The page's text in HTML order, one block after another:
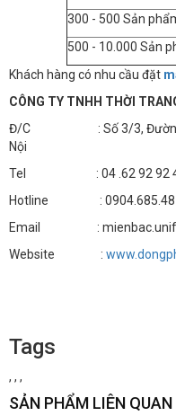
300 - 500 Sản
500 - 10.000 Sản
Khách hàng có nhu cầu đặt
CÔNG TY TNHH THỜI
Đ/C : Số 3/3, Đường
Nội
Tel : 04 .62 92 92
Hotline :
Email :
Website :
Tags
, , ,
SẢN PHẨM LIÊN QUAN